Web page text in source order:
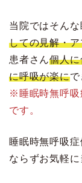
当院ではそんな
しての見解・
患者さん個人
に呼吸が楽にで
※睡眠時無呼吸
です。
睡眠時無呼吸
ならずお気軽に